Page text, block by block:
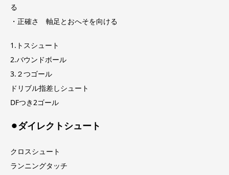
る
・正確さ 軸足とおへそを向ける
1.トスシュート
2.バウンドボール
3.２つゴール
ドリブル指差しシュート
DFつき2ゴール
⚫︎ダイレクトシュート
クロスシュート
ランニングタッチ